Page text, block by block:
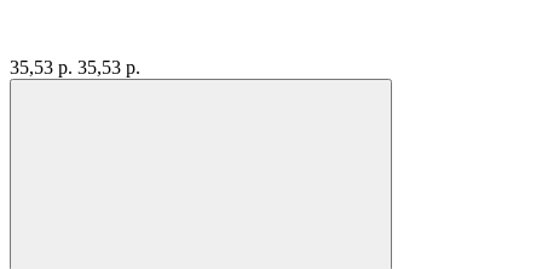
35,53 р. 35,53 р.